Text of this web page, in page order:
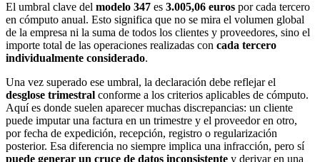
El umbral clave del modelo 347 es 3.005,06 euros por cada tercero
en cómputo anual. Esto significa que no se mira el volumen global
de la empresa ni la suma de todos los clientes y proveedores, sino el
importe total de las operaciones realizadas con cada tercero
individualmente considerado.
Una vez superado ese umbral, la declaración debe reflejar el
desglose trimestral conforme a los criterios aplicables de cómputo.
Aquí es donde suelen aparecer muchas discrepancias: un cliente
puede imputar una factura en un trimestre y el proveedor en otro,
por fecha de expedición, recepción, registro o regularización
posterior. Esa diferencia no siempre implica una infracción, pero sí
puede generar un cruce de datos inconsistente y derivar en una